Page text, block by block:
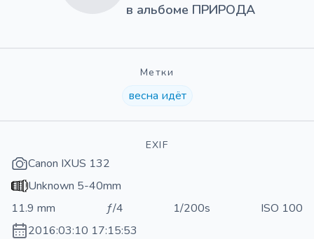
в альбоме ПРИРОДА
Метки
весна идёт
EXIF
Canon IXUS 132
Unknown 5-40mm
11.9 mm
ƒ/4 1/200s
ISO 100
2016:03:10 17:15:53